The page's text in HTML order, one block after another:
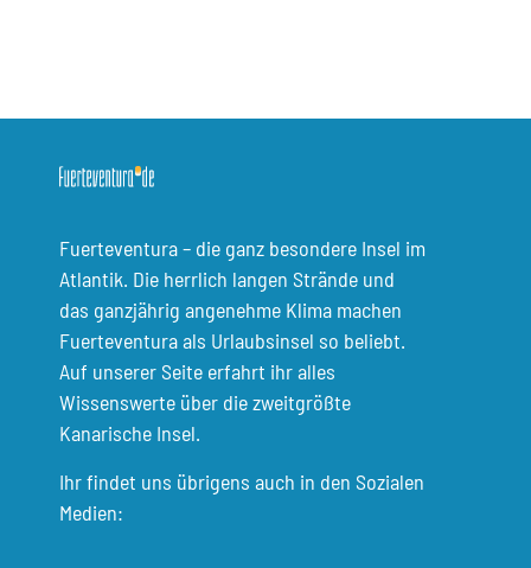
Fuerteventura – die ganz besondere Insel im
Atlantik. Die herrlich langen Strände und
das ganzjährig angenehme Klima machen
Fuerteventura als Urlaubsinsel so beliebt.
Auf unserer Seite erfahrt ihr alles
Wissenswerte über die zweitgrößte
Kanarische Insel.
Ihr findet uns übrigens auch in den Sozialen
Medien: